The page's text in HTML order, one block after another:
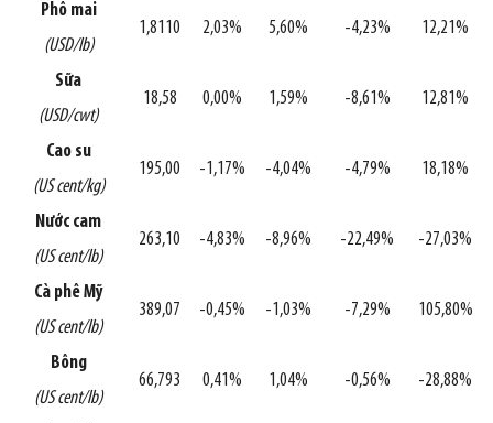
Phô mai
(USD/lb)
1,8110 2,03% 5,60% -4,23% 12,21%
Sữa
(USD/cwt)
18,58 0,00% 1,59% -8,61% 12,81%
Cao su
(US cent/kg)
195,00 -1,17% -4,04% -4,79% 18,18%
Nước cam
(US cent/lb)
263,10 -4,83% -8,96% -22,49% -27,03%
Cà phê Mỹ
(US cent/lb)
389,07 -0,45% -1,03% -7,29% 105,80%
Bông
(US cent/lb)
66,793 0,41% 1,04% -0,56% -28,88%